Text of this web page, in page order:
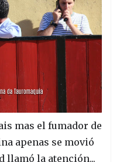
mas el fumador de
apenas se movió
llamó la atención...